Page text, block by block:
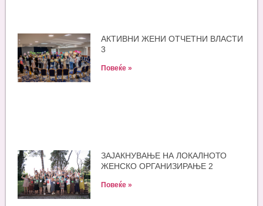
АКТИВНИ ЖЕНИ ОТЧЕТНИ ВЛАСТИ
3
Повеќе »
ЗАЈАКНУВАЊЕ НА ЛОКАЛНОТО
ЖЕНСКО ОРГАНИЗИРАЊЕ 2
Повеќе »